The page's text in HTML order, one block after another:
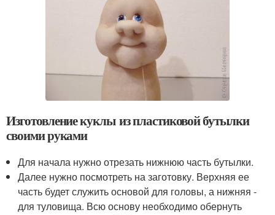
Изготовление куклы из пластиковой бутылки
своими руками
Для начала нужно отрезать нижнюю часть бутылки.
Далее нужно посмотреть на заготовку. Верхняя ее
часть будет служить основой для головы, а нижняя -
для туловища. Всю основу необходимо обернуть